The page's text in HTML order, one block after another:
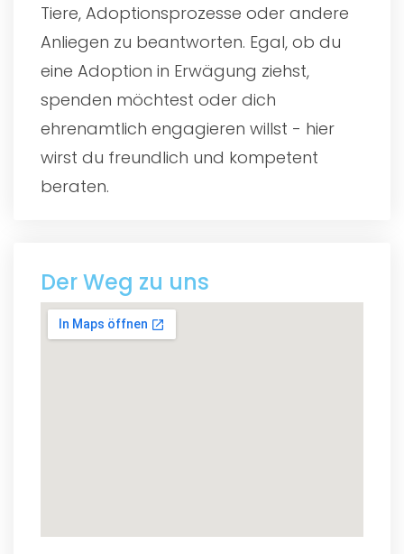
Tiere, Adoptionsprozesse oder andere
Anliegen zu beantworten. Egal, ob du
eine Adoption in Erwägung ziehst,
spenden möchtest oder dich
ehrenamtlich engagieren willst - hier
wirst du freundlich und kompetent
beraten.
Der Weg zu uns